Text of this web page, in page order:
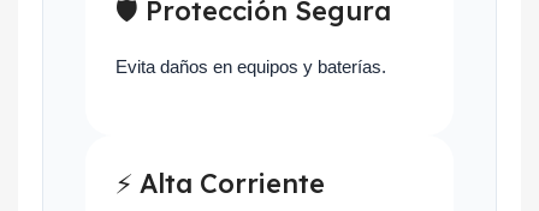
🛡 Protección Segura
Evita daños en equipos y baterías.
⚡ Alta Corriente